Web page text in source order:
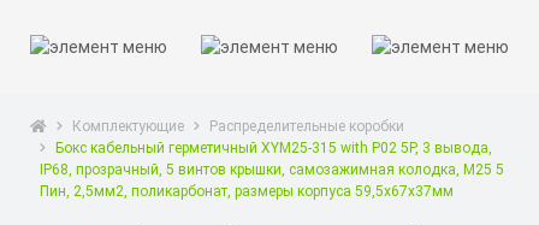
Комплектующие
Распределительные коробки
Бокс кабельный герметичный XYM25-315 with P02 5P, 3 вывода,
IP68, прозрачный, 5 винтов крышки, самозажимная колодка, М25 5
Пин, 2,5мм2, поликарбонат, размеры корпуса 59,5х67х37мм